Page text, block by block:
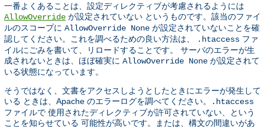
一番よくあることは、設定ディレクティブが考慮されるようには
AllowOverride が設定されていない というものです。該当のファイ
ルのスコープに AllowOverride None が設定されていないことを確
認してください。これを調べるための良い方法は、
.htaccess ファ
イルにごみを書いて、リロードすることです。 サーバのエラーが生
成されないときは、ほぼ確実に AllowOverride None が設定されて
いる状態になっています。
そうではなく、文書をアクセスしようとしたときにエラーが発生して
いる ときは、Apache のエラーログを調べてください。
.htaccess
ファイルで 使用されたディレクティブが許可されていない、という
ことを知らせている 可能性が高いです。または、構文の間違いがあ